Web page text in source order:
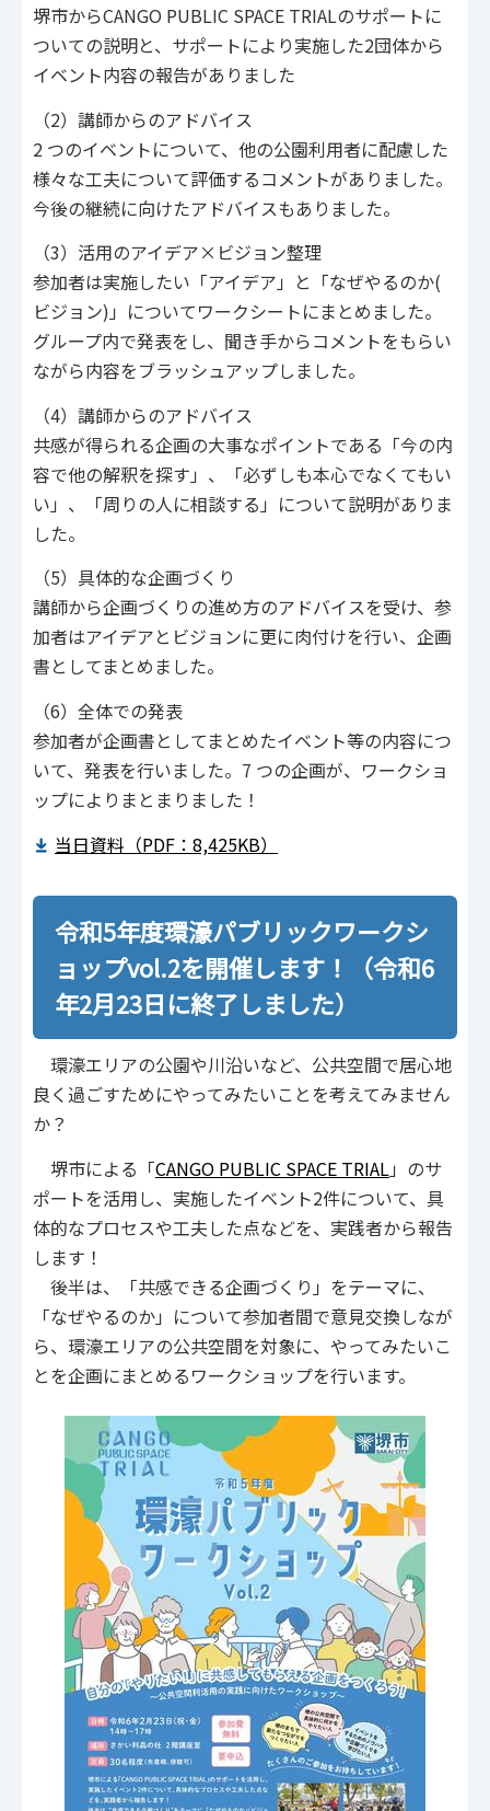
堺市からCANGO PUBLIC SPACE TRIALのサポートに
ついての説明と、サポートにより実施した2団体から
イベント内容の報告がありました
（2）講師からのアドバイス
2 つのイベントについて、他の公園利用者に配慮した
様々な工夫について評価するコメントがありました。
今後の継続に向けたアドバイスもありました。
（3）活用のアイデア×ビジョン整理
参加者は実施したい「アイデア」と「なぜやるのか(
ビジョン)」についてワークシートにまとめました。
グループ内で発表をし、聞き手からコメントをもらい
ながら内容をブラッシュアップしました。
（4）講師からのアドバイス
共感が得られる企画の大事なポイントである「今の内
容で他の解釈を探す」、「必ずしも本心でなくてもい
い」、「周りの人に相談する」について説明がありま
した。
（5）具体的な企画づくり
講師から企画づくりの進め方のアドバイスを受け、参
加者はアイデアとビジョンに更に肉付けを行い、企画
書としてまとめました。
（6）全体での発表
参加者が企画書としてまとめたイベント等の内容につ
いて、発表を行いました。7 つの企画が、ワークショ
ップによりまとまりました！
当日資料（PDF：8,425KB）
令和5年度環濠パブリックワークシ
ョップvol.2を開催します！（令和6
年2月23日に終了しました）
環濠エリアの公園や川沿いなど、公共空間で居心地
良く過ごすためにやってみたいことを考えてみません
か？
堺市による「CANGO PUBLIC SPACE TRIAL 」のサ
ポートを活用し、実施したイベント2件について、具
体的なプロセスや工夫した点などを、実践者から報告
します！
後半は、「共感できる企画づくり」をテーマに、
「なぜやるのか」について参加者間で意見交換しなが
ら、環濠エリアの公共空間を対象に、やってみたいこ
とを企画にまとめるワークショップを行います。